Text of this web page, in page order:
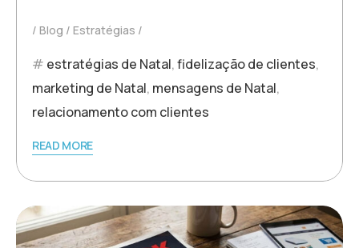
Blog Estratégias
estratégias de Natal,fidelização de clientes,
marketing de Natal, mensagens de Natal,
relacionamento com clientes
READ MORE